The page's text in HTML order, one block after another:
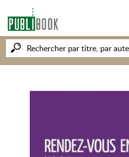
SOCIÉTÉ DES
CONNAISSANCES